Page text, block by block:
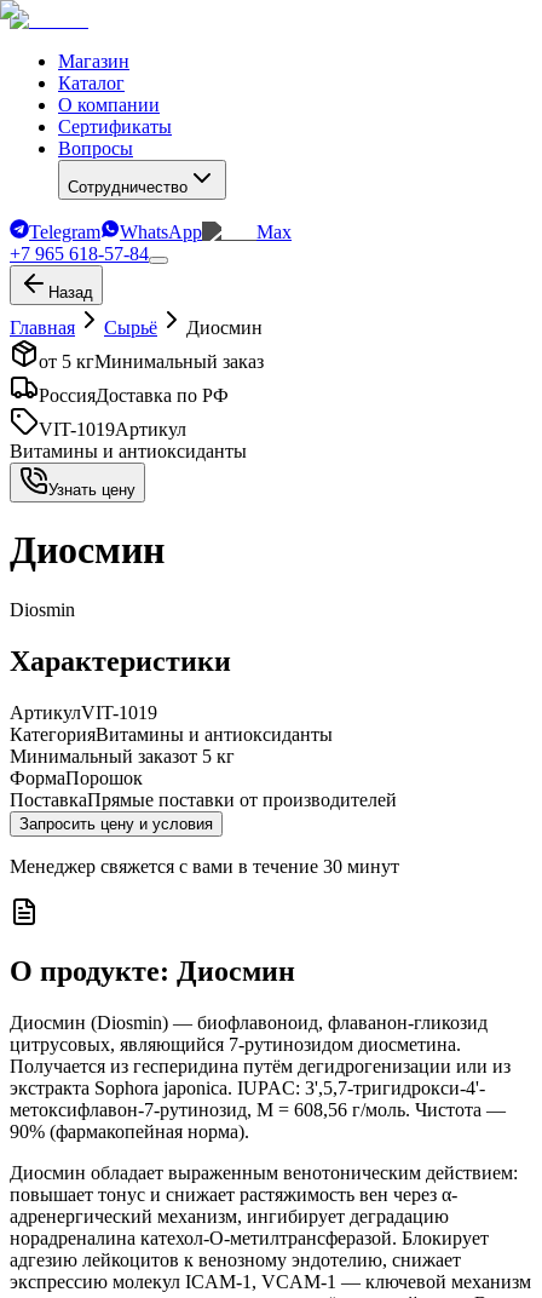
Магазин
Каталог
О компании
Сертификаты
Вопросы
Сотрудничество
Telegram WhatsApp
Max
+7 965 618-57-84
Назад
Главная Сырьё
Диосмин
от 5 кгМинимальный заказ
РоссияДоставка по РФ
VIT-1019Артикул
Витамины и антиоксиданты
Узнать цену
Диосмин
Diosmin
Характеристики
АртикулVIT-1019
КатегорияВитамины и антиоксиданты
Минимальный заказот 5 кг
ФормаПорошок
ПоставкаПрямые поставки от производителей
Запросить цену и условия
Менеджер свяжется с вами в течение 30 минут
О продукте: Диосмин
Диосмин (Diosmin) — биофлавоноид, флаванон-гликозид
цитрусовых, являющийся 7-рутинозидом диосметина.
Получается из гесперидина путём дегидрогенизации или из
экстракта Sophora japonica. IUPAC: 3',5,7-тригидрокси-4'-
метоксифлавон-7-рутинозид, M = 608,56 г/моль. Чистота —
90% (фармакопейная норма).
Диосмин обладает выраженным венотоническим действием:
повышает тонус и снижает растяжимость вен через α-
адренергический механизм, ингибирует деградацию
норадреналина катехол-О-метилтрансферазой. Блокирует
адгезию лейкоцитов к венозному эндотелию, снижает
экспрессию молекул ICAM-1, VCAM-1 — ключевой механизм